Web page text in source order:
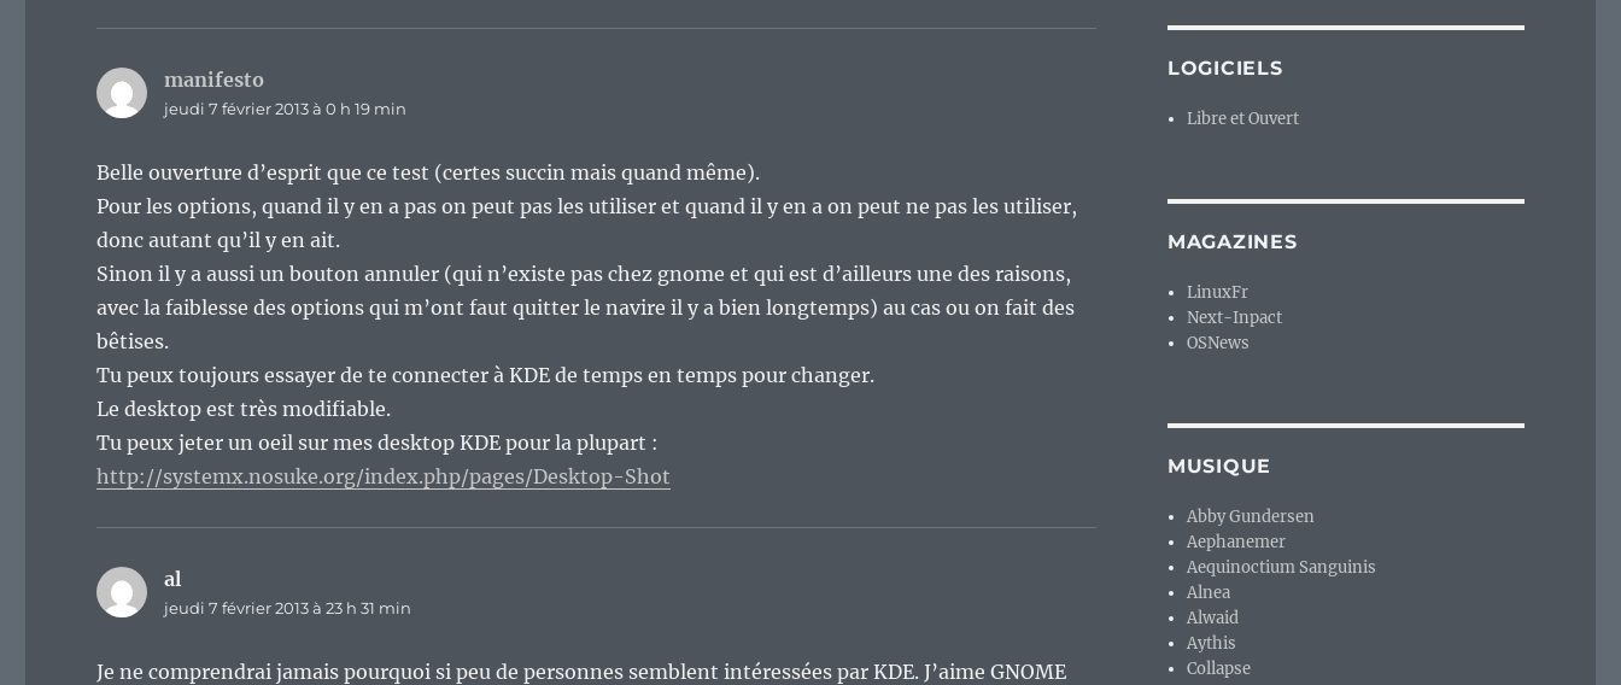
manifesto
jeudi 7 février 2013 à 0 h 19 min
Belle ouverture d’esprit que ce test (certes succin mais quand même).
Pour les options, quand il y en a pas on peut pas les utiliser et quand il y en a on peut ne pas les utiliser,
donc autant qu’il y en ait.
Sinon il y a aussi un bouton annuler (qui n’existe pas chez gnome et qui est d’ailleurs une des raisons,
avec la faiblesse des options qui m’ont faut quitter le navire il y a bien longtemps) au cas ou on fait des
bêtises.
Tu peux toujours essayer de te connecter à KDE de temps en temps pour changer.
Le desktop est très modifiable.
Tu peux jeter un oeil sur mes desktop KDE pour la plupart :
http://systemx.nosuke.org/index.php/pages/Desktop-Shot
al
jeudi 7 février 2013 à 23 h 31 min
Je ne comprendrai jamais pourquoi si peu de personnes semblent intéressées par KDE. J’aime GNOME
LOGICIELS
Libre et Ouvert
MAGAZINES
LinuxFr
Next-Inpact
OSNews
MUSIQUE
Abby Gundersen
Aephanemer
Aequinoctium Sanguinis
Alnea
Alwaid
Aythis
Collapse